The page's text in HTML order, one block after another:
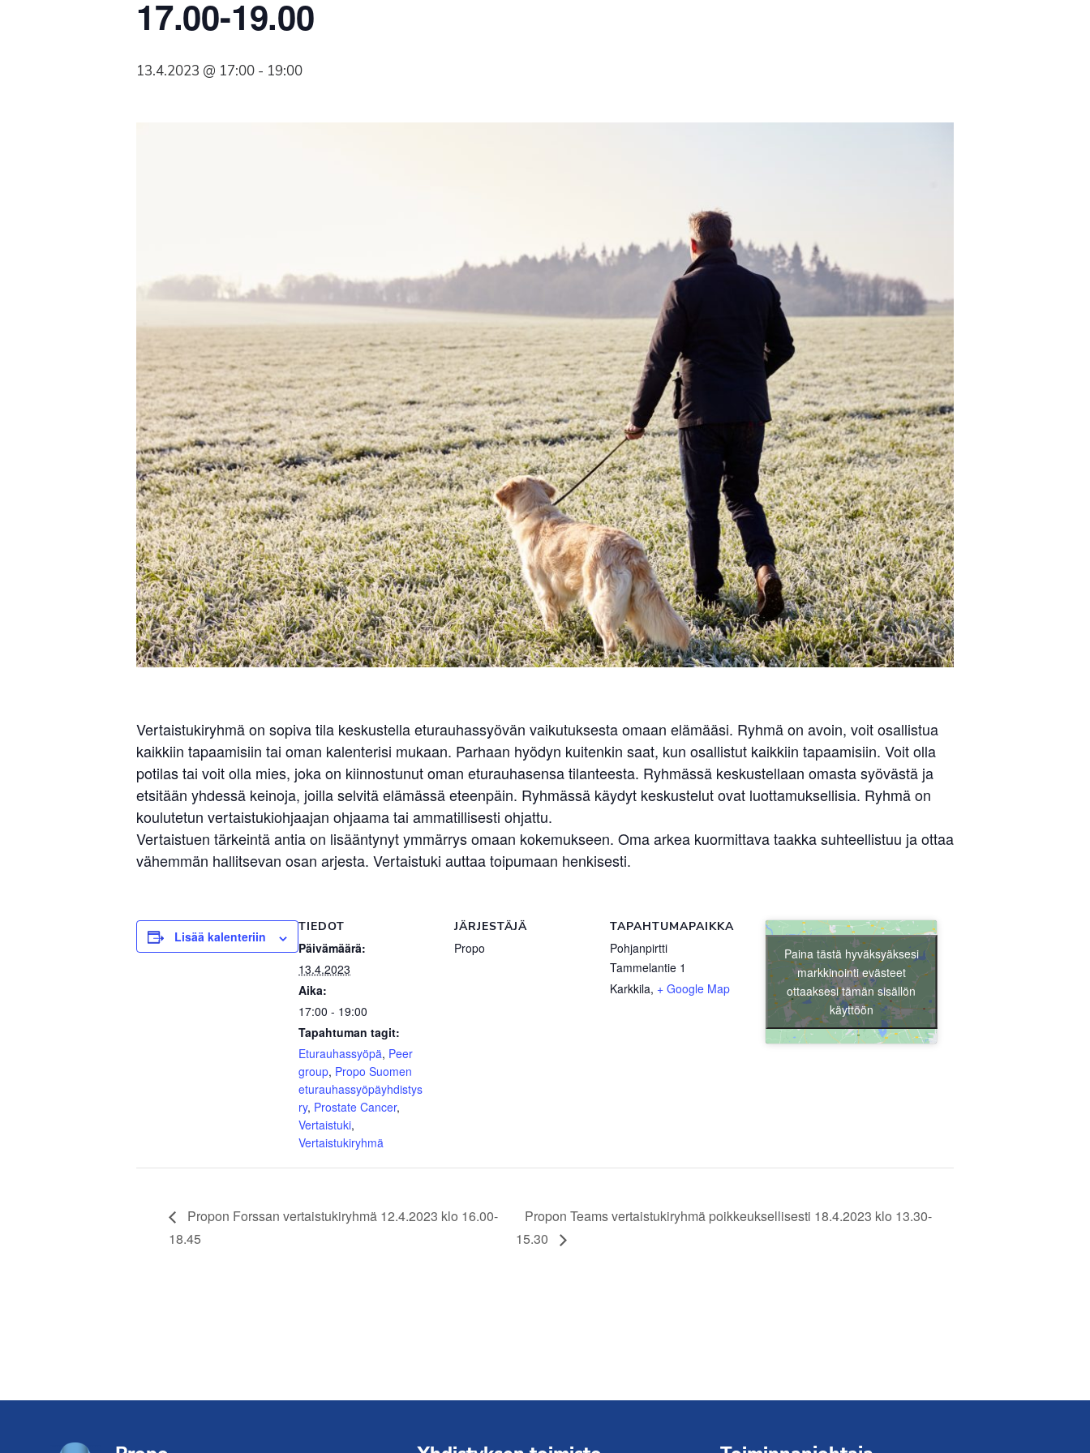
Syöpäyhdistyksen17.00-19.00
13.4.2023 @ 17:00 - 19:00
Vertaistukiryhmä on sopiva tila keskustella eturauhassyövän vaikutuksesta omaan elämääsi. Ryhmä on avoin, voit osallistua
kaikkiin tapaamisiin tai oman kalenterisi mukaan. Parhaan hyödyn kuitenkin saat, kun osallistut kaikkiin tapaamisiin. Voit olla
potilas tai voit olla mies, joka on kiinnostunut oman eturauhasensa tilanteesta. Ryhmässä keskustellaan omasta syövästä ja
etsitään yhdessä keinoja, joilla selvitä elämässä eteenpäin. Ryhmässä käydyt keskustelut ovat luottamuksellisia. Ryhmä on
koulutetun vertaistukiohjaajan ohjaama tai ammatillisesti ohjattu.
Vertaistuen tärkeintä antia on lisääntynyt ymmärrys omaan kokemukseen. Oma arkea kuormittava taakka suhteellistuu ja ottaa
vähemmän hallitsevan osan arjesta. Vertaistuki auttaa toipumaan henkisesti.
Lisää kalenteriin
TIEDOT
Päivämäärä:
13.4.2023
Aika:
17:00 - 19:00
Tapahtuman tagit:
Eturauhassyöpä, Peer
group, Propo Suomen
eturauhassyöpäyhdistys
ry, Prostate Cancer,
Vertaistuki,
Vertaistukiryhmä
JÄRJESTÄJÄ
Propo
TAPAHTUMAPAIKKA
Pohjanpirtti
Tammelantie 1
Karkkila, + Google Map
Paina tästä hyväksyäksesi
markkinointi evästeet
ottaaksesi tämän sisällön
käyttöön
Propon Forssan vertaistukiryhmä 12.4.2023 klo 16.00-
18.45
Propon Teams vertaistukiryhmä poikkeuksellisesti 18.4.2023 klo 13.30-
15.30